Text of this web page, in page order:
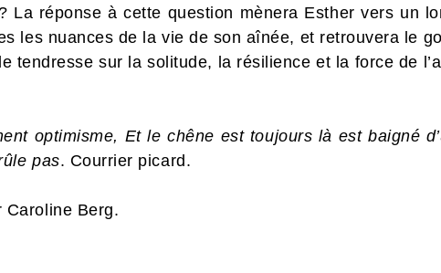
La réponse à cette question mènera Esther vers un
les nuances de la vie de son aînée, et retrouvera le
tendresse sur la solitude, la résilience et la force de
optimisme, Et le chêne est toujours là est baigné
pas. Courrier picard.
Caroline Berg.